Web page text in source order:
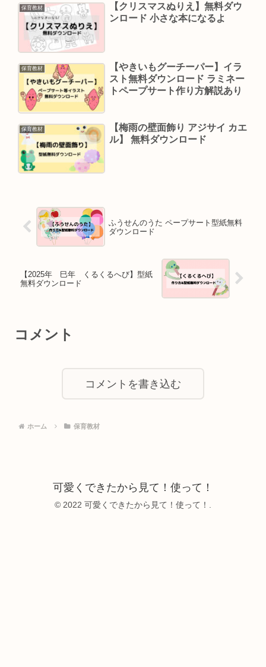
保育教材
【クリスマスぬりえ】無料ダウ
ンロード 小さな本になるよ
保育教材
【やきいもグーチーパー】イラ
スト無料ダウンロード ラミネー
トペープサート作り方解説あり
保育教材
【梅雨の壁面飾り アジサイ カエ
ル】 無料ダウンロード
ふうせんのうた ペープサート型紙無料
ダウンロード
【2025年 巳年 くるくるへび】型紙
無料ダウンロード
コメント
コメントを書き込む
ホーム 保育教材
可愛くできたから見て！使って！
© 2022 可愛くできたから見て！使って！.